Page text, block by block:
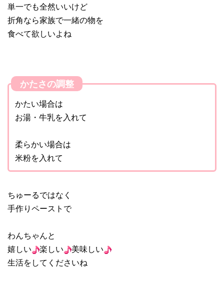
単一でも全然いいけど
折角なら家族で一緒の物を
食べて欲しいよね
かたさの調整
かたい場合は
お湯・牛乳を入れて
柔らかい場合は
米粉を入れて
ちゅーるではなく
手作りペーストで
わんちゃんと
嬉しい
楽しい
美味しい
生活をしてくださいね